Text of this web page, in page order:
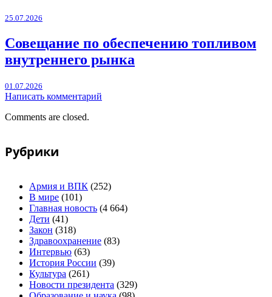
25.07.2026
Совещание по обеспечению топливом
внутреннего рынка
01.07.2026
Написать комментарий
Comments are closed.
Рубрики
Армия и ВПК (252)
В мире (101)
Главная новость (4 664)
Дети (41)
Закон (318)
Здравоохранение (83)
Интервью (63)
История России (39)
Культура (261)
Новости президента (329)